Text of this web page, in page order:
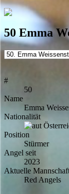
50 Emma
#
50
Name
Emma
Nationalität
Position
Stürmer
Angel seit
2023
Aktuelle
Red Angels